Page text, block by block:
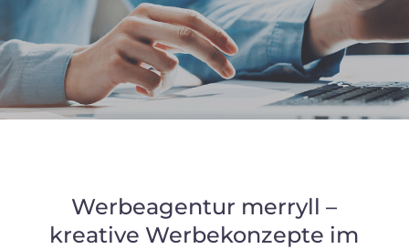
Werbeagentur merryll –
kreative Werbekonzepte im